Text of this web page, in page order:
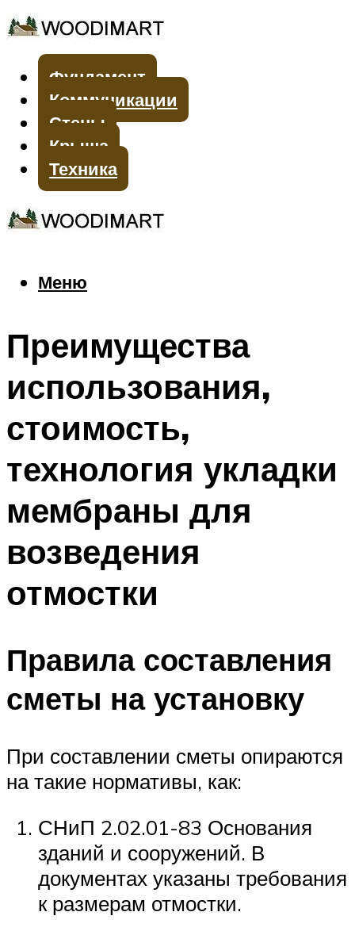
Фундамент
Коммуникации
Стены
Крыша
Техника
Меню
Меню
Преимущества
использования,
стоимость,
технология укладки
мембраны для
возведения
отмостки
Правила составления
сметы на установку
При составлении сметы опираются
на такие нормативы, как:
СНиП 2.02.01-83 Основания
зданий и сооружений. В
документах указаны требования
к размерам отмостки.